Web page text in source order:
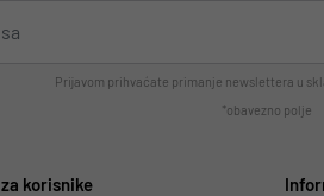
Prijavom prihvaćate primanje newslettera u
*obavezno polje
korisnike